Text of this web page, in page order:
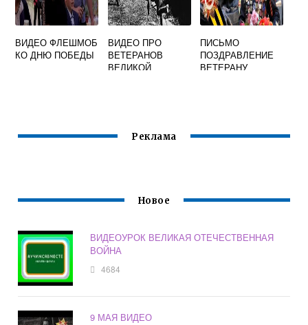
ВИДЕО ФЛЕШМОБ
КО ДНЮ ПОБЕДЫ
ВИДЕО ПРО
ВЕТЕРАНОВ
ВЕЛИКОЙ
ПИСЬМО
ПОЗДРАВЛЕНИЕ
ВЕТЕРАНУ
Реклама
Новое
ВИДЕОУРОК ВЕЛИКАЯ ОТЕЧЕСТВЕННАЯ
ВОЙНА
4684
9 МАЯ ВИДЕО